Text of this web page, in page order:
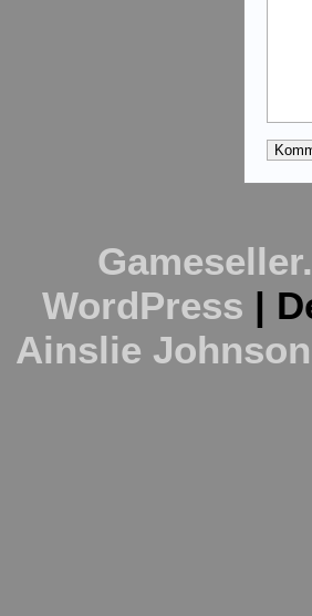
WordPress |
Ainslie Johnson